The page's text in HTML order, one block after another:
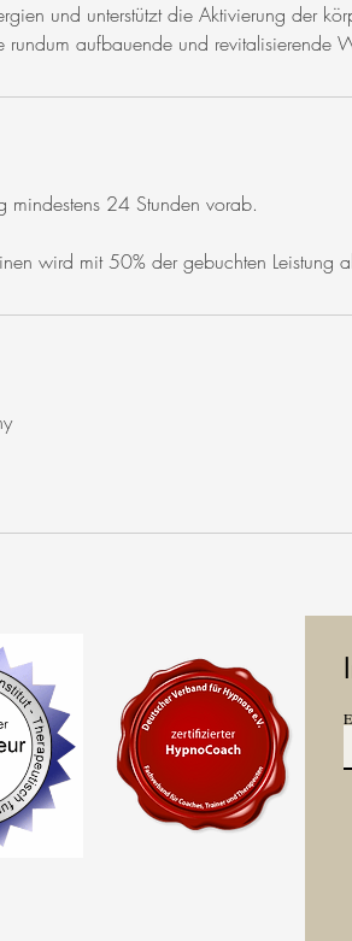
und unterstützt die Aktivierung der
rundum aufbauende und revitalisierende
mindestens 24 Stunden vorab.
wird mit 50% der gebuchten Leistung